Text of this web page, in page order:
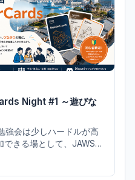
Night #1 ～遊びな
強会は少しハードルが高
きる場として、JAWS-U